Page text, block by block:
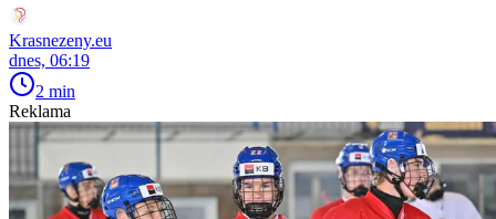
Krasnezeny.eu
dnes, 06:19
2 min
Reklama